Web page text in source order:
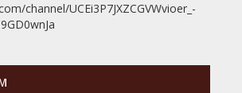
channel/UCEi3P7JXZCGVWvioer_-